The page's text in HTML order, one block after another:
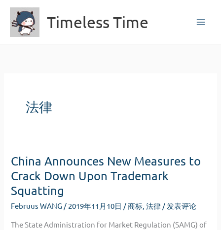
容
Timeless Time
法律
China Announces New Measures to
Crack Down Upon Trademark
Squatting
Februus WANG / 2019年11月10日 /商标 ,法律 / 发表评论
The State Administration for Market Regulation (SAMG) of